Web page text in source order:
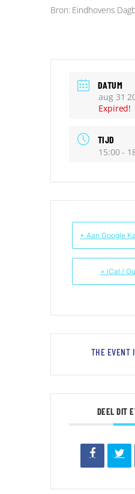
Bron: Eindhovens
DATUM
aug 31
Expired!
TIJD
15:00 -
+ Aan Google
+ iCal /
THE EVENT
DEEL DIT